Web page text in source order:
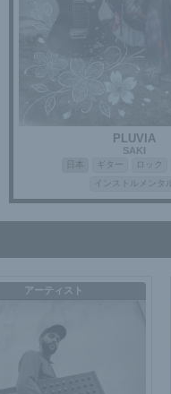
PLUVIA
SAKI
ギター ロック
インストルメンタル
アーティスト